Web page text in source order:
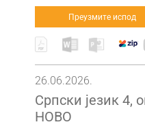
Преузмите испод
26.06.2026.
Српски језик 4,
НОВО